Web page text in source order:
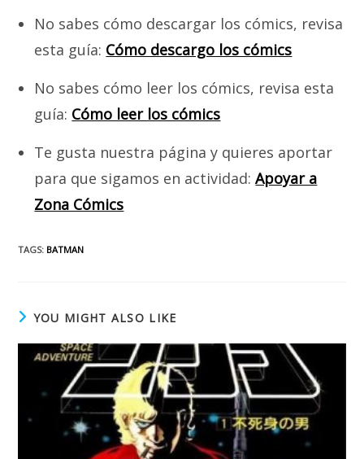
No sabes cómo descargar los cómics, revisa
esta guía: Cómo descargo los cómics
No sabes cómo leer los cómics, revisa esta
guía: Cómo leer los cómics
Te gusta nuestra página y quieres aportar
para que sigamos en actividad:Apoyar a
Zona Cómics
TAGS: BATMAN
YOU MIGHT ALSO LIKE